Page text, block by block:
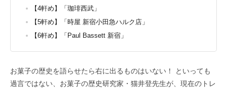
【4軒め】「珈琲西武」
【5軒め】「時屋 新宿小田急ハルク店」
【6軒め】「Paul Bassett 新宿」
お菓子の歴史を語らせたら右に出るものはいない！ といっても
過言ではない、お菓子の歴史研究家・猫井登先生が、現在のトレ